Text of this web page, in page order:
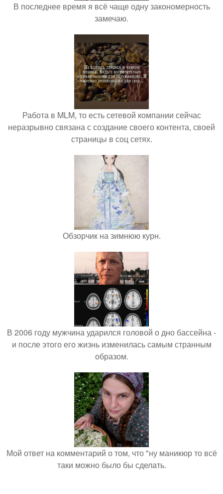
В последнее время я всё чаще одну закономерность
замечаю.
Работа в MLM, то есть сетевой компании сейчас
неразрывно связана с создание своего контента, своей
страницы в соц сетях.
Обзорчик на зимнюю курн.
В 2006 году мужчина ударился головой о дно бассейна -
и после этого его жизнь изменилась самым странным
образом.
Мой ответ на комментарий о том, что "ну маникюр то всё
таки можно было бы сделать.